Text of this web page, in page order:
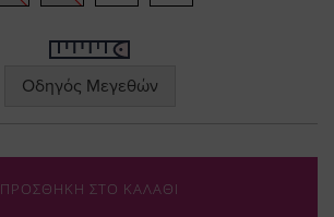
Οδηγός Μεγεθών
ΠΡΟΣΘΗΚΗ ΣΤΟ ΚΑΛΑΘΙ